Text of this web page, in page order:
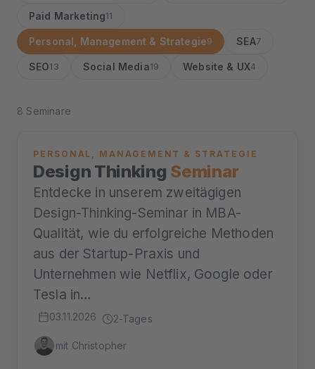
Paid Marketing11
Personal, Management & Strategie9 SEA7
SEO13 Social Media19 Website & UX4
8 Seminare
PERSONAL, MANAGEMENT & STRATEGIE
Design Thinking Seminar
Entdecke in unserem zweitägigen
Design-Thinking-Seminar in MBA-
Qualität, wie du erfolgreiche Methoden
aus der Startup-Praxis und
Unternehmen wie Netflix, Google oder
Tesla in…
03.11.2026 2-Tages
mit Christopher